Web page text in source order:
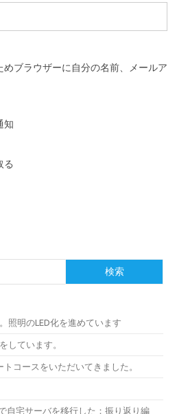
ブラウザーに自分の名前、メールア
知
る
検索
照明のLED化を進めています
しています。
コースをいただいてきました。
自宅サーバを移行した：振り返り編